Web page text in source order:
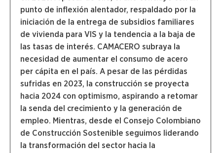
punto de inflexión alentador, respaldado por la
iniciación de la entrega de subsidios familiares
de vivienda para VIS y la tendencia a la baja de
las tasas de interés. CAMACERO subraya la
necesidad de aumentar el consumo de acero
per cápita en el país. A pesar de las pérdidas
sufridas en 2023, la construcción se proyecta
hacia 2024 con optimismo, aspirando a retomar
la senda del crecimiento y la generación de
empleo. Mientras, desde el Consejo Colombiano
de Construcción Sostenible seguimos liderando
la transformación del sector hacia la